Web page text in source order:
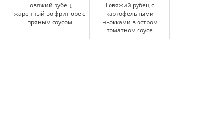
Говяжий рубец,
жаренный во фритюре с
пряным соусом
Говяжий рубец с
картофельными
ньокками в остром
томатном соусе